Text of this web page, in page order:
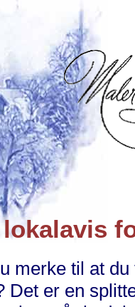
merke til at
Det er en